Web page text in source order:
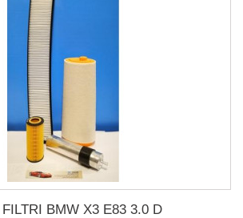
BMW X3 E83 3.0 D